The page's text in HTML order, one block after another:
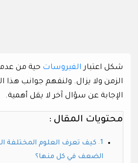
شكل اعتبار الفيروسات حية من
الزمن ولا يزال. ولنفهم جوانب هذا
الإجابة عن سؤال آخر لا يقل أهمية.
محتويات المقال :
كيف تعرف العلوم المختلفة
الضعف في كل منها؟